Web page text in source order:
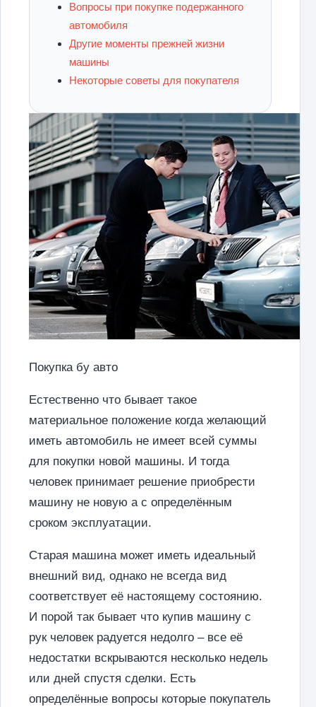
Вопросы при покупке подержанного
автомобиля
Другие моменты прежней жизни
машины
Некоторые советы для покупателя
Покупка бу авто
Естественно что бывает такое
материальное положение когда желающий
иметь автомобиль не имеет всей суммы
для покупки новой машины. И тогда
человек принимает решение приобрести
машину не новую а с определённым
сроком эксплуатации.
Старая машина может иметь идеальный
внешний вид, однако не всегда вид
соответствует её настоящему состоянию.
И порой так бывает что купив машину с
рук человек радуется недолго – все её
недостатки вскрываются несколько недель
или дней спустя сделки. Есть
определённые вопросы которые покупатель